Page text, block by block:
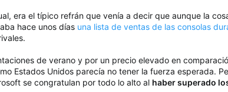
era el típico refrán que venía a decir que aunque la
hace unos días una lista de ventas de las consolas
de verano y por un precio elevado en
Estados Unidos parecía no tener la fuerza esperada.
se congratulan por todo lo alto al haber superado